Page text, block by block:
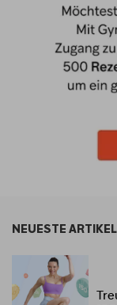
NEUESTE ARTIKEL